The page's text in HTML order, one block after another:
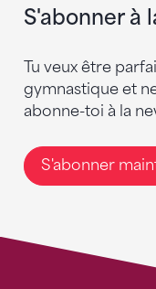
S'abonner à
Tu veux être
gymnastique et
abonne-toi à la
S'abonner